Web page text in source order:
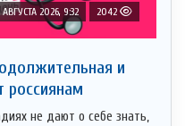
АВГУСТА 2026, 9:32 2042
и
россиянам
не дают о себе знать,